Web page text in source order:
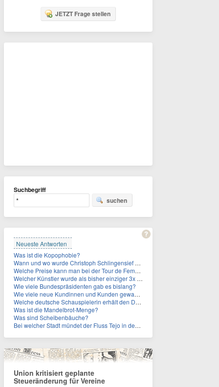
JETZT Frage stellen
Suchbegriff
suchen
Neueste Antworten
Was ist die Kopophobie?
Wann und wo wurde Christoph Schlingensief geboren?
Welche Preise kann man bei der Tour de Femmes 2026 gewinnen?
Welcher Künstler wurde als bisher einziger 3x in die Rock and Roll Hall of Fame aufgenommen?
Wie viele Bundespräsidenten gab es bislang?
Wie viele neue Kundinnen und Kunden gewann MagentaTV allein durch die WM hinzu?
Welche deutsche Schauspielerin erhält den Deutschen Kulturpolitikpreis?
Was ist die Mandelbrot-Menge?
Was sind Scheibenbäuche?
Bei welcher Stadt mündet der Fluss Tejo in den Atlantik?
Union kritisiert geplante
Steueränderung für Vereine